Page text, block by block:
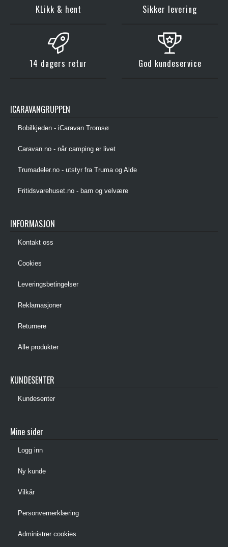
KLikk & hent Sikker levering
14 dagers retur God kundeservice
ICARAVANGRUPPEN
Bobilkjeden - iCaravan Tromsø
Caravan.no - når camping er livet
Trumadeler.no - utstyr fra Truma og Alde
Fritidsvarehuset.no - barn og velvære
INFORMASJON
Kontakt oss
Cookies
Leveringsbetingelser
Reklamasjoner
Returnere
Alle produkter
KUNDESENTER
Kundesenter
Mine sider
Logg inn
Ny kunde
Vilkår
Personvernerklæring
Administrer cookies